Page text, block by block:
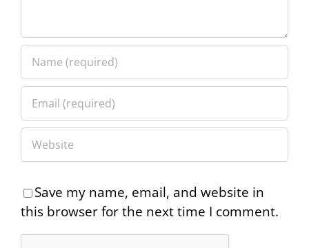
Save my name, email, and website in
this browser for the next time I comment.